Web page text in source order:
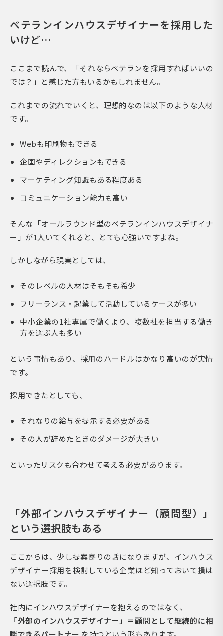
ベテランインハウスデザイナーを採用した
いけど…
ここまで読んで、「それならベテランを採用すればいいの
では？」と感じた方もいるかもしれません。
これまでの流れでいくと、理想的なのは以下のような人材
です。
Webも印刷物もできる
企画やディレクションもできる
マーケティング知識もある程度ある
コミュニケーション能力も高い
そんな「オールラウンド型のベテランインハウスデザイナ
ー」が1人いてくれると、とても心強いですよね。
しかしながら現実としては、
そのレベルの人材はそもそも希少
フリーランス・起業して活動しているケースが多い
中小企業の1社専属で働くより、複数社を担当する働き
方を選ぶ人も多い
という事情もあり、採用のハードルはかなり高いのが実情
です。
採用できたとしても、
それなりの給与を提示する必要がある
その人が辞めたときのダメージが大きい
といったリスクも合わせて考える必要があります。
「外部インハウスデザイナー（顧問型）」
という選択肢もある
ここからは、少し提案寄りの話になりますが、インハウス
デザイナー採用を検討している企業ほど知っておいて損は
ない選択肢です。
社内にインハウスデザイナーを抱えるのではなく、
「外部のインハウスデザイナー」＝顧問として継続的に相
談できるパートナー を持つという形もあります。